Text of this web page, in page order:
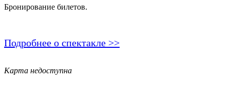
Бронирование билетов.
Подробнее о спектакле >>
Карта недоступна